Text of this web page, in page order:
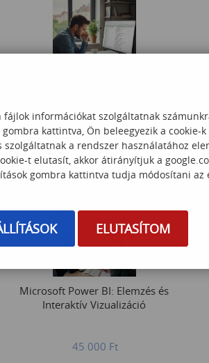
38 000Ft
Microsoft Power BI: Elemzés és
Interaktív Vizualizáció
45 000 Ft
információkat szolgáltatnak
kattintva, Ön beleegyezik a cookie-k
a rendszer használatához
t elutasít, akkor átirányítjuk a
gombra kattintva tudja módosítani az
ELUTASÍTOM